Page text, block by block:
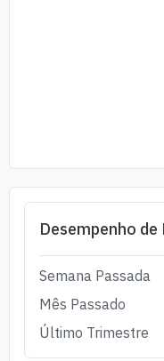
Desempenho
Semana Passada
Mês Passado
Último Trimestre